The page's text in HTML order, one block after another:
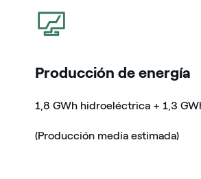
icono
Producción de energía
1,8 GWh hidroeléctrica + 1,3
(Producción media estimada)